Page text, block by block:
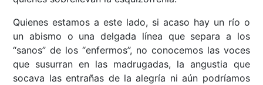
Quienes estamos a este lado, si acaso hay un río o
un abismo o una delgada línea que separa a los
“sanos” de los “enfermos”, no conocemos las voces
que susurran en las madrugadas, la angustia que
socava las entrañas de la alegría ni aún podríamos